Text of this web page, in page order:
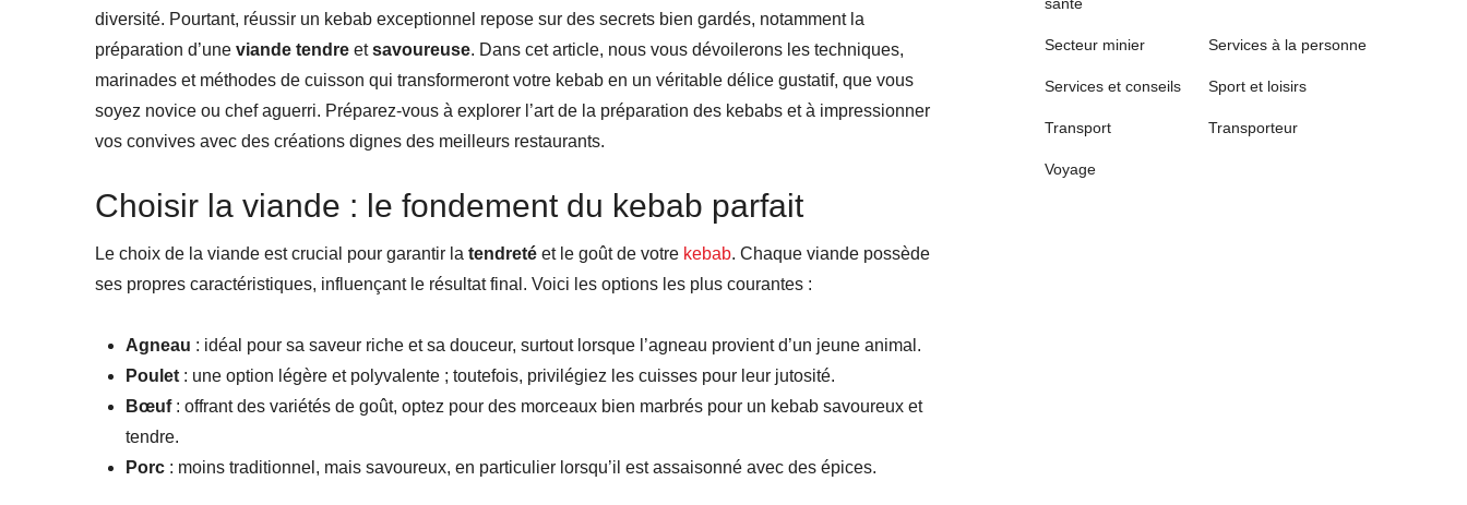
diversité. Pourtant, réussir un kebab exceptionnel repose sur des secrets bien gardés, notamment la
préparation d’une viande tendre etsavoureuse. Dans cet article, nous vous dévoilerons les techniques,
marinades et méthodes de cuisson qui transformeront votre kebab en un véritable délice gustatif, que vous
soyez novice ou chef aguerri. Préparez-vous à explorer l’art de la préparation des kebabs et à impressionner
vos convives avec des créations dignes des meilleurs restaurants.
Choisir la viande : le fondement du kebab parfait
Le choix de la viande est crucial pour garantir la tendreté et le goût de votre kebab. Chaque viande possède
ses propres caractéristiques, influençant le résultat final. Voici les options les plus courantes :
Agneau : idéal pour sa saveur riche et sa douceur, surtout lorsque l’agneau provient d’un jeune animal.
Poulet : une option légère et polyvalente ; toutefois, privilégiez les cuisses pour leur jutosité.
Bœuf: offrant des variétés de goût, optez pour des morceaux bien marbrés pour un kebab savoureux et
tendre.
Porc : moins traditionnel, mais savoureux, en particulier lorsqu’il est assaisonné avec des épices.
Secteur minier Services à la personne
Services et conseils Sport et loisirs
Transport Transporteur
Voyage